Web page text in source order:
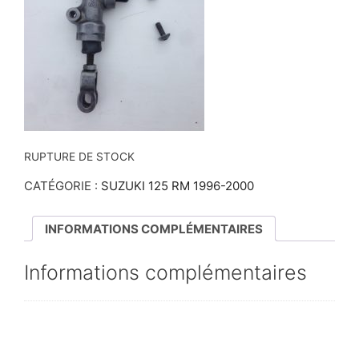
RUPTURE DE STOCK
CATÉGORIE : SUZUKI 125 RM 1996-2000
INFORMATIONS COMPLÉMENTAIRES
Informations complémentaires